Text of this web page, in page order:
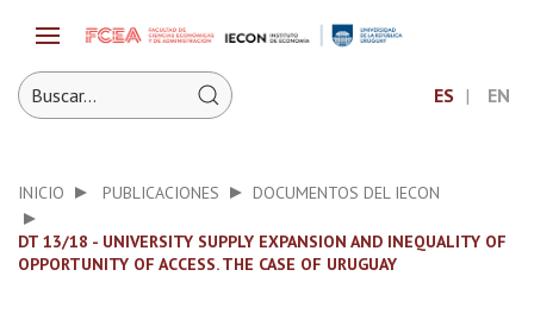
ES EN
INICIO PUBLICACIONES DOCUMENTOS DEL IECON
DT 13/18 - UNIVERSITY SUPPLY EXPANSION AND INEQUALITY OF
OPPORTUNITY OF ACCESS. THE CASE OF URUGUAY